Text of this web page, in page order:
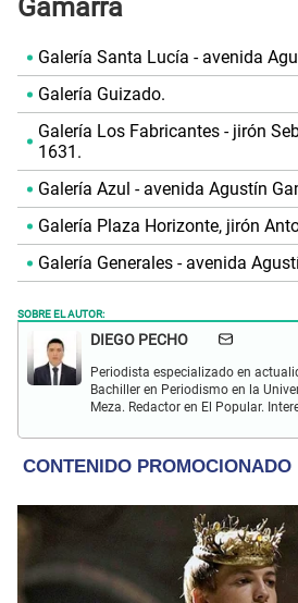
Gamarra
Galería Santa Lucía - avenida
Galería Guizado.
Galería Los Fabricantes - jirón
1631.
Galería Azul - avenida Agustín
Galería Plaza Horizonte, jirón
Galería Generales - avenida
SOBRE EL AUTOR:
DIEGO PECHO
Periodista especializado en
Bachiller en Periodismo en la
Meza. Redactor en El Popular.
internacional, trucos caseros y